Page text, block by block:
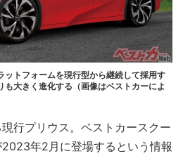
ットフォームを現行型から継続して採用す
も大きく進化する（画像はベストカーによ
行プリウス。ベストカースクー
年2月に登場するという情報